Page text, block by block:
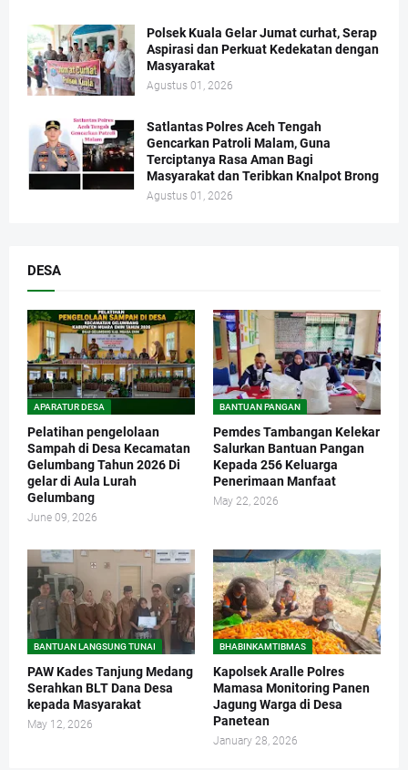
Polsek Kuala Gelar Jumat curhat, Serap
Aspirasi dan Perkuat Kedekatan dengan
Masyarakat
Agustus 01, 2026
Satlantas Polres Aceh Tengah
Gencarkan Patroli Malam, Guna
Terciptanya Rasa Aman Bagi
Masyarakat dan Teribkan Knalpot Brong
Agustus 01, 2026
DESA
APARATUR DESA
Pelatihan pengelolaan
Sampah di Desa Kecamatan
Gelumbang Tahun 2026 Di
gelar di Aula Lurah
Gelumbang
June 09, 2026
BANTUAN PANGAN
Pemdes Tambangan Kelekar
Salurkan Bantuan Pangan
Kepada 256 Keluarga
Penerimaan Manfaat
May 22, 2026
BANTUAN LANGSUNG TUNAI
PAW Kades Tanjung Medang
Serahkan BLT Dana Desa
kepada Masyarakat
May 12, 2026
BHABINKAMTIBMAS
Kapolsek Aralle Polres
Mamasa Monitoring Panen
Jagung Warga di Desa
Panetean
January 28, 2026